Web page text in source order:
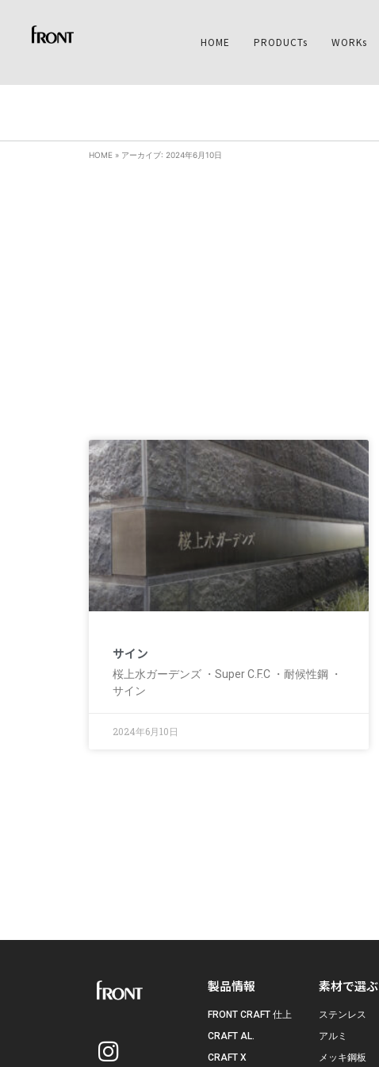
HOME PRODUCTs WORKs
HOME » アーカイブ: 2024年6月10日
サイン
桜上水ガーデンズ ・Super C.F.C ・耐候性鋼 ・
サイン
2024年6月10日
製品情報
FRONT CRAFT 仕上
CRAFT AL.
CRAFT X
素材で選ぶ
ステンレス
アルミ
メッキ鋼板